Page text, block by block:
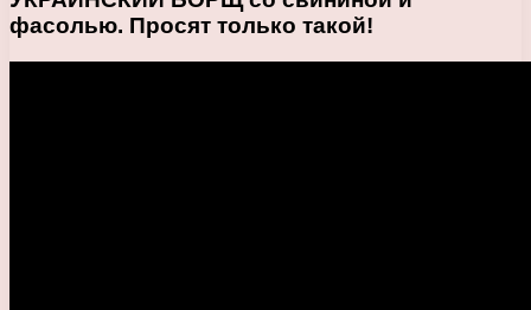
фасолью. Просят только такой!